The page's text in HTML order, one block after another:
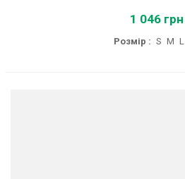
1 046 грн
Розмір : S M L